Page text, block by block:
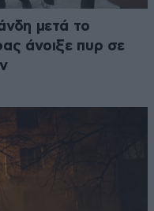
μετά το
άνοιξε πυρ σε